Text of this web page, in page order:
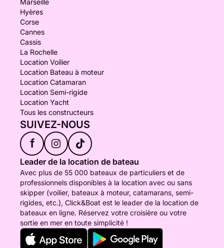
Marseille
Hyères
Corse
Cannes
Cassis
La Rochelle
Location Voilier
Location Bateau à moteur
Location Catamaran
Location Semi-rigide
Location Yacht
Tous les constructeurs
SUIVEZ-NOUS
f
Leader de la location de bateau
Avec plus de 55 000 bateaux de particuliers et de
professionnels disponibles à la location avec ou sans
skipper (voilier, bateaux à moteur, catamarans, semi-
rigides, etc.), Click&Boat est le leader de la location de
bateaux en ligne. Réservez votre croisière ou votre
sortie en mer en toute simplicité !